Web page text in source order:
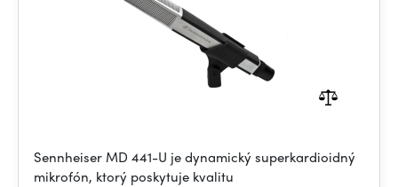
Sennheiser MD 441-U je dynamický superkardioidný
mikrofón, ktorý poskytuje kvalitu